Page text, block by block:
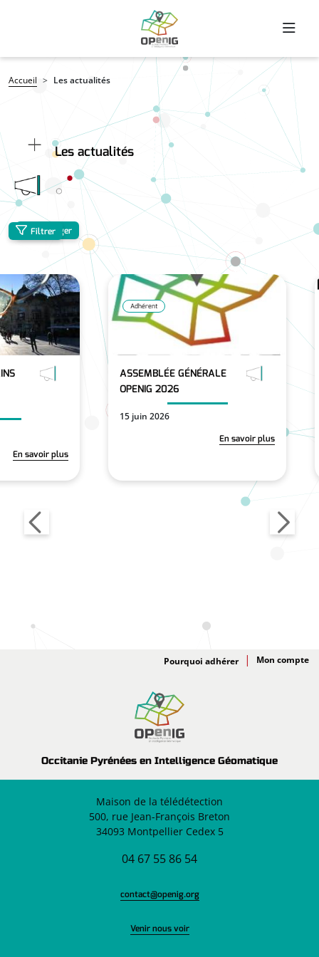
Fil d'Ariane
Accueil Les actualités
Les actualités
Partager
Filtrer
En savoir plus
Adhérent
ASSEMBLÉE GÉNÉRALE
OPENIG 2026
15 juin 2026
En savoir plus
Occitanie Pyrénées en Intelligence Géomatique
Adhésion
Pourquoi adhérer
Maison de la télédétection
500, rue Jean-François Breton
34093 Montpellier Cedex 5
04 67 55 86 54
contact@openig.org
Venir nous voir